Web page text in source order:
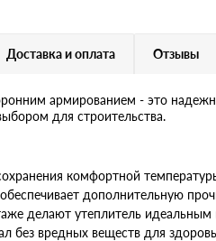
Доставка и оплата Отзывы
армированием - это
для строительства.
комфортной
дополнительную
делают утеплитель
без вредных веществ для